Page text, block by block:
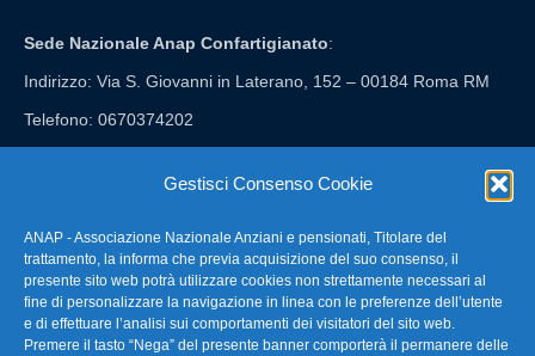
Gestisci Consenso Cookie
ANAP - Associazione Nazionale Anziani e pensionati, Titolare del
trattamento, la informa che previa acquisizione del suo consenso, il
presente sito web potrà utilizzare cookies non strettamente necessari al
fine di personalizzare la navigazione in linea con le preferenze dell’utente
e di effettuare l’analisi sui comportamenti dei visitatori del sito web.
Premere il tasto “Nega” del presente banner comporterà il permanere delle
Sede Nazionale Anap Confartigianato:
Indirizzo: Via S. Giovanni in Laterano, 152 – 00184 Roma RM
Telefono: 0670374202
FAQ – Domande Frequenti
La nostra Newsletter